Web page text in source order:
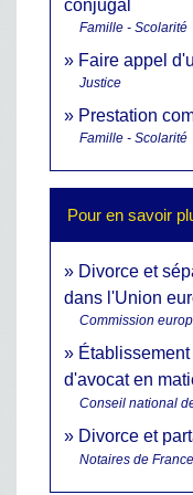
conjugal
Famille - Scolarité
Faire appel
Justice
Prestation
Famille - Scolarité
Pour en savoir
Divorce et
dans l'Union
Commission
d'avocat en
Conseil national
Divorce et
Notaires de France